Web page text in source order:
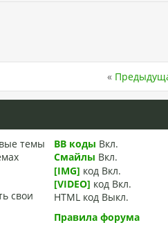
«
темы
свои
BB коды Вкл.
Смайлы Вкл.
[IMG] код Вкл.
[VIDEO] код Вкл.
HTML код Выкл.
Правила форума